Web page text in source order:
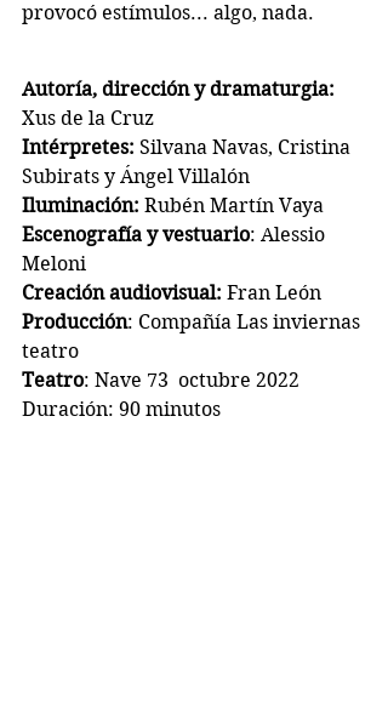
provocó estímulos... algo, nada.
Autoría, dirección y dramaturgia:
Xus de la Cruz
Intérpretes: Silvana Navas, Cristina
Subirats y Ángel Villalón
Iluminación: Rubén Martín Vaya
Escenografía y vestuario: Alessio
Meloni
Creación audiovisual: Fran León
Producción: Compañía Las inviernas
teatro
Teatro: Nave 73  octubre 2022
Duración: 90 minutos